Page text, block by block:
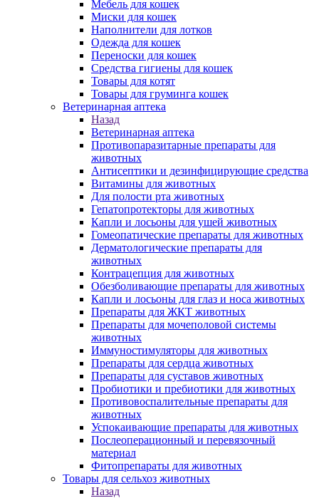
Мебель для кошек
Миски для кошек
Наполнители для лотков
Одежда для кошек
Переноски для кошек
Средства гигиены для кошек
Товары для котят
Товары для груминга кошек
Ветеринарная аптека
Назад
Ветеринарная аптека
Противопаразитарные препараты для
животных
Антисептики и дезинфицирующие средства
Витамины для животных
Для полости рта животных
Гепатопротекторы для животных
Капли и лосьоны для ушей животных
Гомеопатические препараты для животных
Дерматологические препараты для
животных
Контрацепция для животных
Обезболивающие препараты для животных
Капли и лосьоны для глаз и носа животных
Препараты для ЖКТ животных
Препараты для мочеполовой системы
животных
Иммуностимуляторы для животных
Препараты для сердца животных
Препараты для суставов животных
Пробиотики и пребиотики для животных
Противовоспалительные препараты для
животных
Успокаивающие препараты для животных
Послеоперационный и перевязочный
материал
Фитопрепараты для животных
Товары для сельхоз животных
Назад